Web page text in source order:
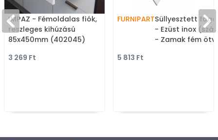
IMPAZ - Fémoldalas fiók,
részleges kihúzású
85x450mm (402045)
3 269 Ft
FURNIPARTSüllyesztett
- Ezüst inox
- Zamak fém
5 813 Ft